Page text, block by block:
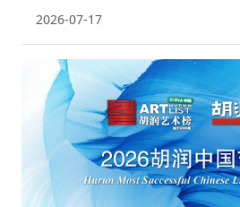
2026-07-17